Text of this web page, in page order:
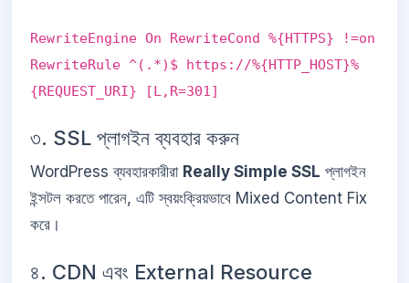
RewriteEngine On RewriteCond %{HTTPS} !=on
RewriteRule ^(.*)$ https://%{HTTP_HOST}%
{REQUEST_URI} [L,R=301]
৩. SSL প্লাগইন ব্যবহার করুন
WordPress ব্যবহারকারীরা Really Simple SSL প্লাগইন
ইন্সটল করতে পারেন, এটি স্বয়ংক্রিয়ভাবে Mixed Content Fix
করে।
৪. CDN এবং External Resource